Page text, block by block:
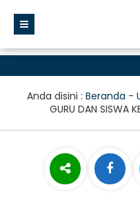
Anda disini : Beranda -
GURU DAN SISWA